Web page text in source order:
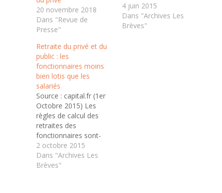
20 novembre 2018
Dans "Revue de
Presse"
de 2010, l'âge moyen
de départ en retraite
des agents de l'Etat a
4 juin 2015
Dans "Archives Les
Brèves"
Retraite du privé et du
public : les
fonctionnaires moins
bien lotis que les
salariés
Source : capital.fr (1er
Octobre 2015) Les
règles de calcul des
retraites des
fonctionnaires sont-
elles plus
avantageuses que
celles du privé ? Non, si
2 octobre 2015
Dans "Archives Les
Brèves"